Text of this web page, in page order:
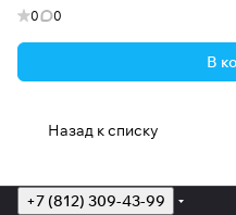
0 0
В
Назад к списку
+7 (812) 309-43-99